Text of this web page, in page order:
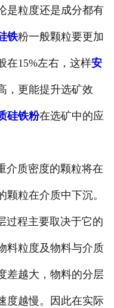
联系我们
是粒度还是成分都有
铁粉一般颗粒要更加
在15%左右，这样安
，更能提升选矿效
硅铁粉在选矿中的应
质密度的颗粒将在
粒在介质中下沉。
程主要取决于它的
料粒度及物料与介质
差越大，物料的分层
度越慢。因此在实际